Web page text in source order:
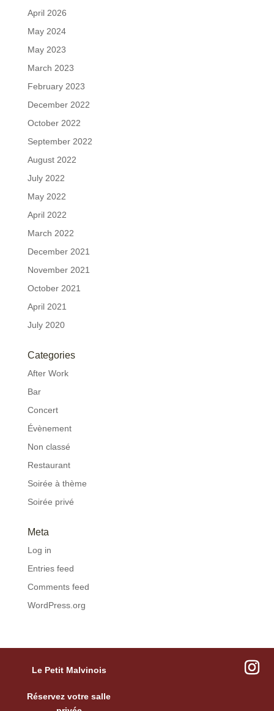
April 2026
May 2024
May 2023
March 2023
February 2023
December 2022
October 2022
September 2022
August 2022
July 2022
May 2022
April 2022
March 2022
December 2021
November 2021
October 2021
April 2021
July 2020
Categories
After Work
Bar
Concert
Évènement
Non classé
Restaurant
Soirée à thème
Soirée privé
Meta
Log in
Entries feed
Comments feed
WordPress.org
Le Petit Malvinois
Réservez votre salle